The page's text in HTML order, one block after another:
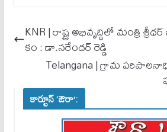
ok A
pp
KNR | రాష్ట్ర అభివృద్ధిలో మంత్రి
కం : డా.నరేందర్ రెడ్డి
Telangana | గ్రామ
కార్టూన్ ‘ఔరా’: